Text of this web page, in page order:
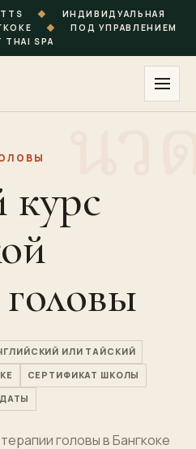
◆
ИНДИВИДУАЛЬНАЯ
◆
ПОД УПРАВЛЕНИЕМ
THAI SPA
ИЛИ ТАЙСКИЙ
СЕРТИФИКАТ ШКОЛЫ
головы в Бангкоке